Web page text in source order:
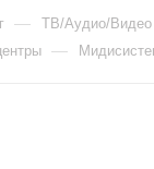
— ТВ/Аудио/Видео
—